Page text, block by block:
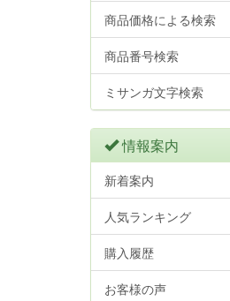
商品価格による検索
商品番号検索
ミサンガ文字検索
情報案内
新着案内
人気ランキング
購入履歴
お客様の声